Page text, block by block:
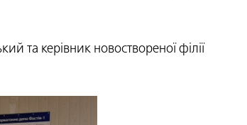
та керівник новоствореної філії